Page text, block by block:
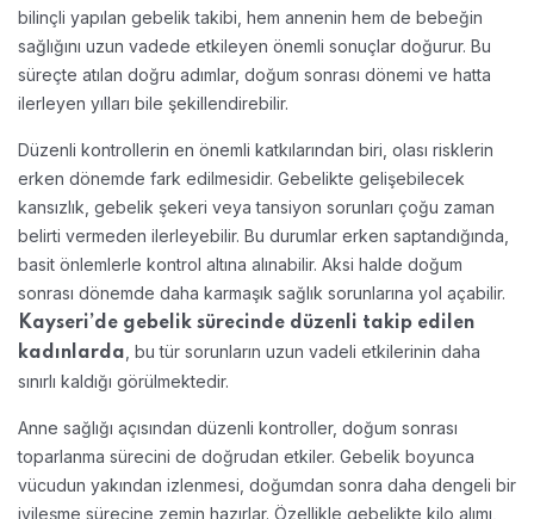
bilinçli yapılan gebelik takibi, hem annenin hem de bebeğin
sağlığını uzun vadede etkileyen önemli sonuçlar doğurur. Bu
süreçte atılan doğru adımlar, doğum sonrası dönemi ve hatta
ilerleyen yılları bile şekillendirebilir.
Düzenli kontrollerin en önemli katkılarından biri, olası risklerin
erken dönemde fark edilmesidir. Gebelikte gelişebilecek
kansızlık, gebelik şekeri veya tansiyon sorunları çoğu zaman
belirti vermeden ilerleyebilir. Bu durumlar erken saptandığında,
basit önlemlerle kontrol altına alınabilir. Aksi halde doğum
sonrası dönemde daha karmaşık sağlık sorunlarına yol açabilir.
Kayseri’de gebelik sürecinde düzenli takip edilen
kadınlarda , bu tür sorunların uzun vadeli etkilerinin daha
sınırlı kaldığı görülmektedir.
Anne sağlığı açısından düzenli kontroller, doğum sonrası
toparlanma sürecini de doğrudan etkiler. Gebelik boyunca
vücudun yakından izlenmesi, doğumdan sonra daha dengeli bir
iyileşme sürecine zemin hazırlar. Özellikle gebelikte kilo alımı,